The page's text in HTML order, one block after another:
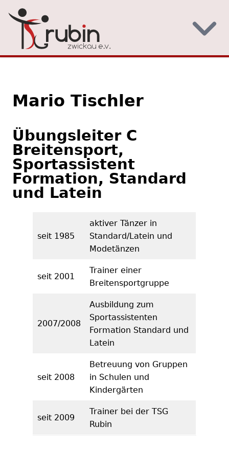
SACHSENPOKALSERIE 2023
SACHSENPOKALSERIE 2021
Mario Tischler
Übungsleiter C
Breitensport,
Sportassistent
Formation, Standard
und Latein
seit 1985
aktiver Tänzer in
Standard/Latein und
Modetänzen
seit 2001
Trainer einer
Breitensportgruppe
2007/2008
Ausbildung zum
Sportassistenten
Formation Standard und
Latein
seit 2008
Betreuung von Gruppen
in Schulen und
Kindergärten
seit 2009
Trainer bei der TSG
Rubin